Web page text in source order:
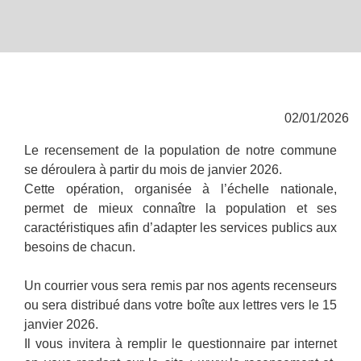
02/01/2026
Le recensement de la population de notre commune
se déroulera à partir du mois de janvier 2026.
Cette opération, organisée à l’échelle nationale,
permet de mieux connaître la population et ses
caractéristiques afin d’adapter les services publics aux
besoins de chacun.
Un courrier vous sera remis par nos agents recenseurs
ou sera distribué dans votre boîte aux lettres vers le 15
janvier 2026.
Il vous invitera à remplir le questionnaire par internet